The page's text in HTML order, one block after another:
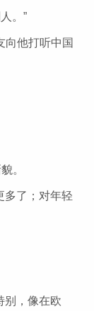
。”
向他打听中国
。
多了；对年轻
别，像在欧